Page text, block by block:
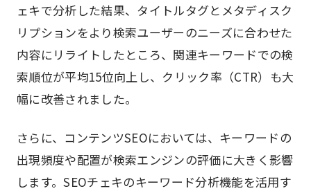
ェキで分析した結果、タイトルタグとメタディスク
リプションをより検索ユーザーのニーズに合わせた
内容にリライトしたところ、関連キーワードでの検
索順位が平均15位向上し、クリック率（CTR）も大
幅に改善されました。
さらに、コンテンツSEOにおいては、キーワードの
出現頻度や配置が検索エンジンの評価に大きく影響
します。SEOチェキのキーワード分析機能を活用す